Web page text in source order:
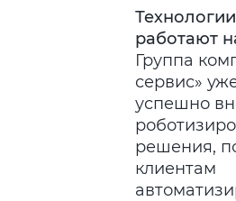
работают
Группа
сервис»
успешно
решения,
клиентам